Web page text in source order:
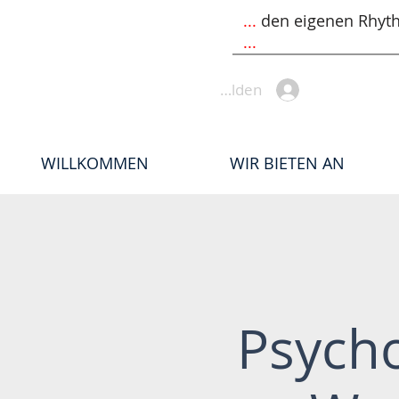
... den eigenen
...
Anmelden
WILLKOMMEN WIR BIETEN AN